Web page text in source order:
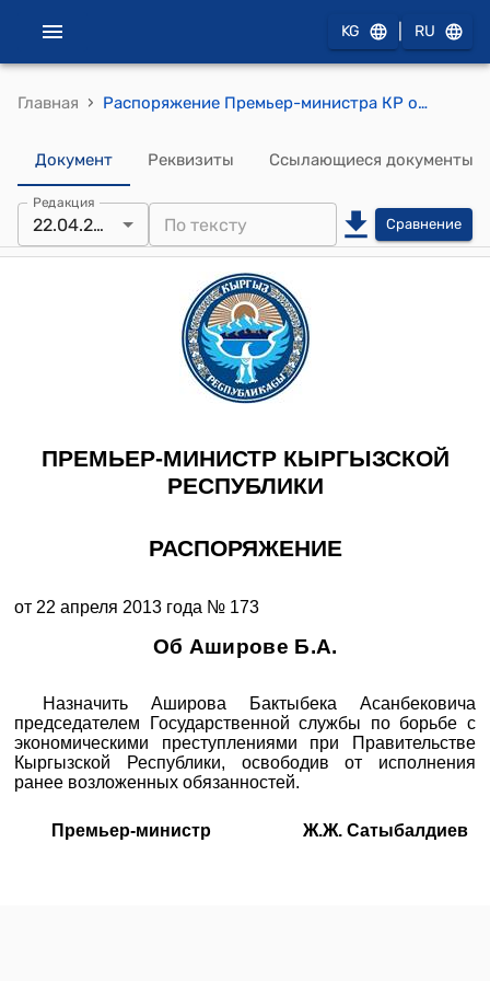
KG RU
Главная › Распоряжение Премьер-министра КР от 22 апреля 2013 года № 173 "Об Аширове Б.А."
Документ Реквизиты Ссылающиеся документы
Редакция
22.04.2013 Сравнение